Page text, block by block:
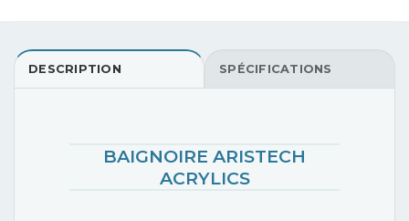
DESCRIPTION SPÉCIFICATIONS
BAIGNOIRE ARISTECH
ACRYLICS